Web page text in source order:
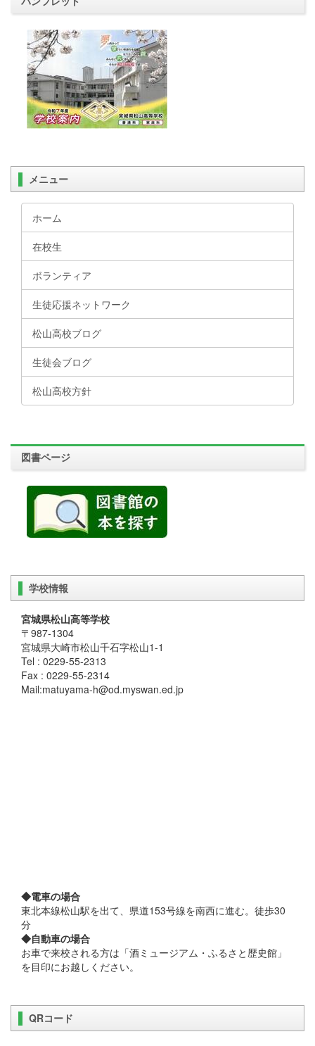
メニュー
ホーム
在校生
ボランティア
生徒応援ネットワーク
松山高校ブログ
生徒会ブログ
松山高校方針
図書ページ
学校情報
宮城県松山高等学校
〒987-1304
宮城県大崎市松山千石字松山1-1
Tel : 0229-55-2313
Fax : 0229-55-2314
Mail:matuyama-h@od.myswan.ed.jp
◆電車の場合
東北本線松山駅を出て、県道153号線を南西に進む。徒歩30
分
◆自動車の場合
お車で来校される方は「酒ミュージアム・ふるさと歴史館」
を目印にお越しください。
QRコード